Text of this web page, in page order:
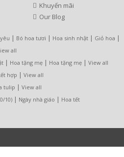
Khuyến mãi
Our Blog
| Bó hoa tươi | Hoa sinh nhật | Giỏ hoa |
all
| Hoa tặng mẹ | Hoa tặng mẹ | View all
hợp | View all
tulip | View all
10) | Ngày nhà giáo | Hoa tết